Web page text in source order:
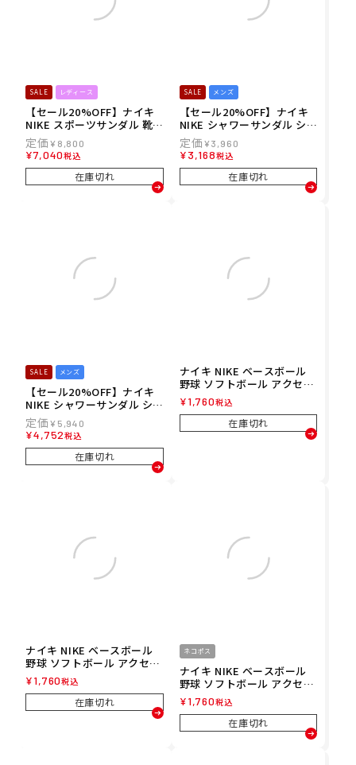
SALE レディース
【セール20%OFF】ナイキ
NIKE スポーツサンダル 靴
ウィメンズ ReactX リジュ
ビネイト スライド HV4484-
001 レディース 女性 25FA
¥ 8,800
¥7,040税込
在庫切れ
SALE メンズ
【セール20%OFF】ナイキ
NIKE シャワーサンダル シャ
ワサン 靴 ビクトリー ワン
スライド CN9675-006 メン
ズ 男性 25FA 秋冬
¥3,960
¥3,168税込
在庫切れ
SALE メンズ
【セール20%OFF】ナイキ
NIKE シャワーサンダル シャ
ワサン 靴 オフコート アジャ
スト スライド DQ9624-001
メンズ 男性 25FW 秋冬
¥ 5,940
¥4,752税込
在庫切れ
ナイキ NIKE ベースボール
野球 ソフトボール アクセサ
リー スウッシュ クラシック
ダブルワイド リストバンド
２P BN4000-802 メンズ レ
ディース ユニセックス 25FA
¥1,760税込
在庫切れ
ナイキ NIKE ベースボール
野球 ソフトボール アクセサ
リー スウッシュ クラシック
ダブルワイド リストバンド
２P BN4000-610 メンズ レ
ディース ユニセックス 25FA
¥1,760税込
在庫切れ
ネコポス
ナイキ NIKE ベースボール
野球 ソフトボール アクセサ
リー スウッシュ クラシック
ダブルワイド リストバンド
２P BN4000-588 メンズ レ
ディース ユニセックス 25FA
¥1,760税込
在庫切れ